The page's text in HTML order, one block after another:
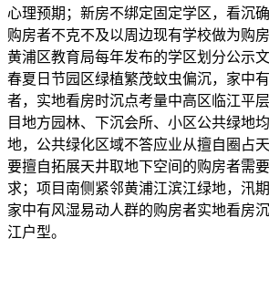
心理预期；新房不绑定固定学区，看沉
购房者不克不及以周边现有学校做为购
黄浦区教育局每年发布的学区划分公示
春夏日节园区绿植繁茂蚊虫偏沉，家中
者，实地看房时沉点考量中高区临江平
目地方园林、下沉会所、小区公共绿地
地，公共绿化区域不答应业从擅自圈占
要擅自拓展天井取地下空间的购房者需
求；项目南侧紧邻黄浦江滨江绿地，汛
家中有风湿易动人群的购房者实地看房
江户型。